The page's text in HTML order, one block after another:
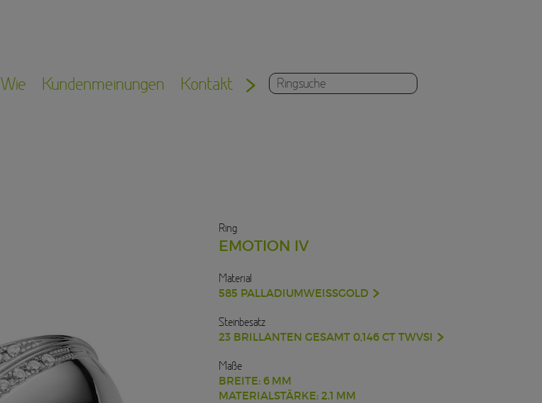
Wie Kundenmeinungen Kontakt
Ring
EMOTION IV
Material
585 PALLADIUMWEISSGOLD
Steinbesatz
23 BRILLANTEN GESAMT 0,146 CT TWVSI
Maße
BREITE: 6 MM
MATERIALSTÄRKE: 2.1 MM